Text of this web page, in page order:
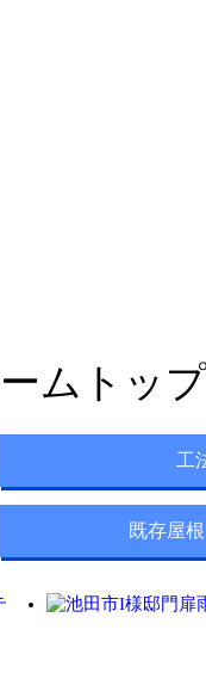
ムトッ
工
既存屋